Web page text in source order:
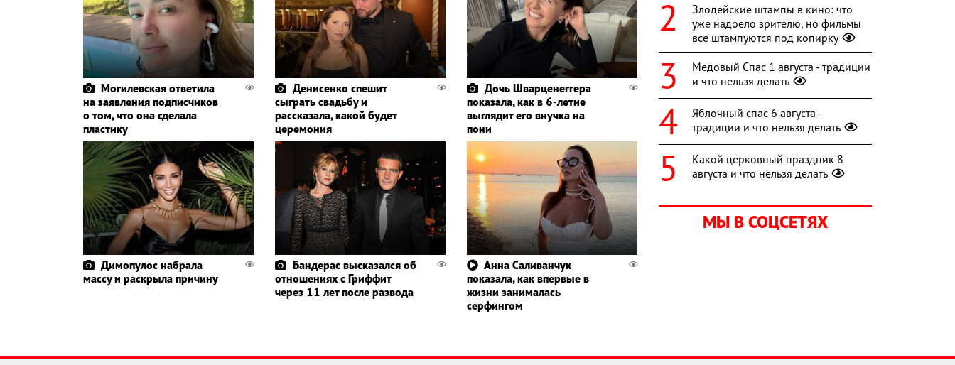
Могилевская ответила
на заявления подписчиков
о том, что она сделала
пластику
Денисенко спешит
сыграть свадьбу и
рассказала, какой будет
церемония
Дочь Шварценеггера
показала, как в 6-летие
выглядит его внучка на
пони
Димопулос набрала
массу и раскрыла причину
Бандерас высказался об
отношениях с Гриффит
через 11 лет после развода
Анна Саливанчук
показала, как впервые в
жизни занималась
серфингом
Злодейские штампы в кино: что
уже надоело зрителю, но фильмы
все штампуются под копирку
Медовый Спас 1 августа - традиции
и что нельзя делать
Яблочный спас 6 августа -
традиции и что нельзя делать
Какой церковный праздник 8
августа и что нельзя делать
МЫ В СОЦСЕТЯХ